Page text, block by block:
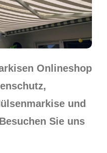
Onlineshop
und
Sie uns